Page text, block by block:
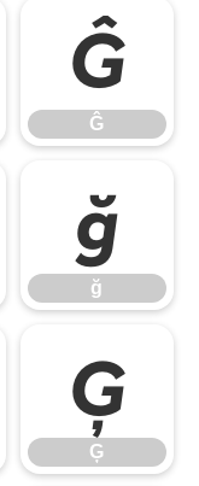
Ĝ
Ĝ
ğ
ğ
Ģ
Ģ